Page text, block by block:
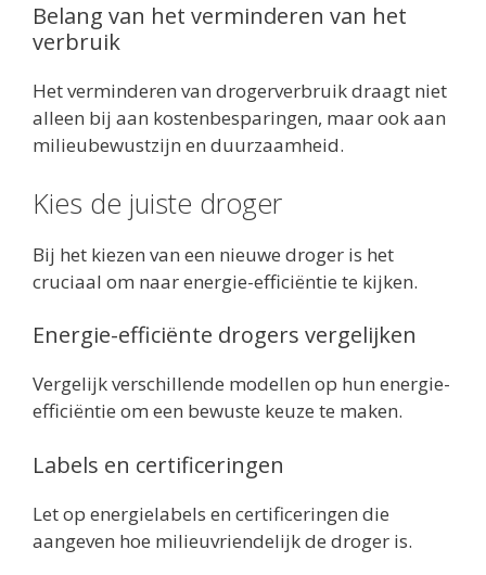
Belang van het verminderen van het
verbruik
Het verminderen van drogerverbruik draagt niet
alleen bij aan kostenbesparingen, maar ook aan
milieubewustzijn en duurzaamheid.
Kies de juiste droger
Bij het kiezen van een nieuwe droger is het
cruciaal om naar energie-efficiëntie te kijken.
Energie-efficiënte drogers vergelijken
Vergelijk verschillende modellen op hun energie-
efficiëntie om een bewuste keuze te maken.
Labels en certificeringen
Let op energielabels en certificeringen die
aangeven hoe milieuvriendelijk de droger is.